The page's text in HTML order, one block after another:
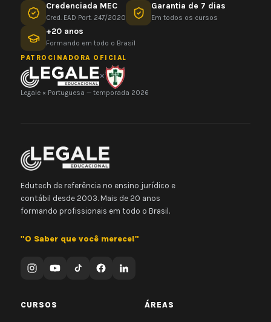
Credenciada MEC
Cred. EAD Port. 247/2020
Garantia de 7 dias
Em todos os cursos
+20 anos
Formando em todo o Brasil
PATROCINADORA OFICIAL
×
Legale × Portuguesa — temporada 2026
Edutech de referência no ensino jurídico e
contábil desde 2003. Mais de 20 anos
formando profissionais em todo o Brasil.
"O Saber que você merece!"
CURSOS ÁREAS